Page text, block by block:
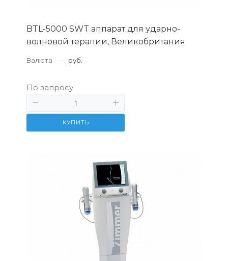
BTL-5000 SWT аппарат для ударно-
волновой терапии, Великобритания
Валюта — руб.
По запросу
КУПИТЬ